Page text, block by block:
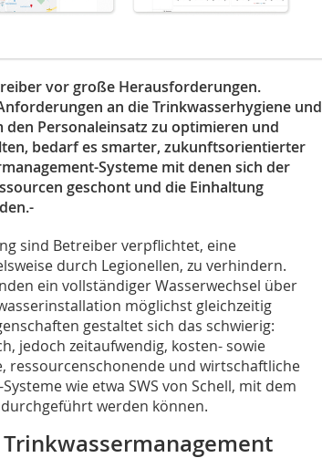
vor große Herausforderungen.
an die Trinkwasser­hygiene und
den Personaleinsatz zu optimieren und
bedarf es smarter, zukunftsorientierter
Systeme mit denen sich der
geschont und die Einhaltung
sind Betreiber verpflichtet, eine
durch Legionellen, zu verhindern.
ein vollständiger Wasserwechsel über
möglichst gleichzeitig
gestaltet sich das schwierig:
jedoch zeitaufwendig, kosten- sowie
ressourcenschonende und wirtschaftliche
wie etwa SWS von Schell, mit dem
werden können.